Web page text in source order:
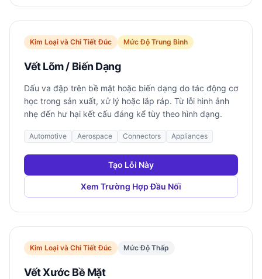
Kim Loại và Chi Tiết Đúc Mức Độ Trung Bình
Vết Lõm / Biến Dạng
Dấu va đập trên bề mặt hoặc biến dạng do tác động cơ
học trong sản xuất, xử lý hoặc lắp ráp. Từ lỗi hình ảnh
nhẹ đến hư hại kết cấu đáng kể tùy theo hình dạng.
Automotive Aerospace Connectors Appliances
Tạo Lỗi Này
Xem Trường Hợp Đầu Nối
Kim Loại và Chi Tiết Đúc Mức Độ Thấp
Vết Xước Bề Mặt